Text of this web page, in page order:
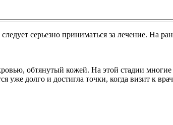
серьезно приниматься за лечение. На
обтянутый кожей. На этой стадии
уже долго и достигла точки, когда визит к